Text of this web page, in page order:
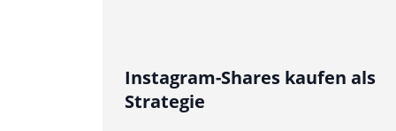
Instagram-Shares kaufen als
Strategie